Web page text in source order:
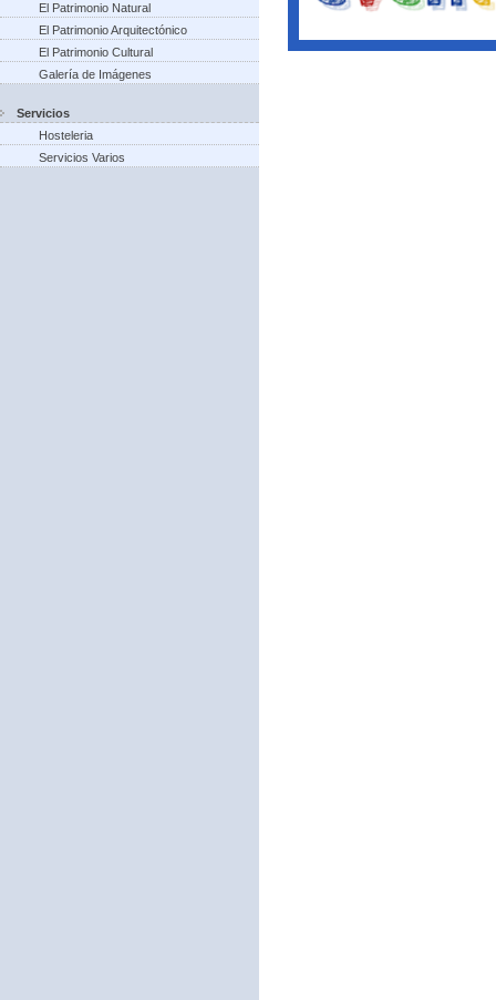
El Patrimonio Natural
El Patrimonio Arquitectónico
El Patrimonio Cultural
Galería de Imágenes
Servicios
Hosteleria
Servicios Varios